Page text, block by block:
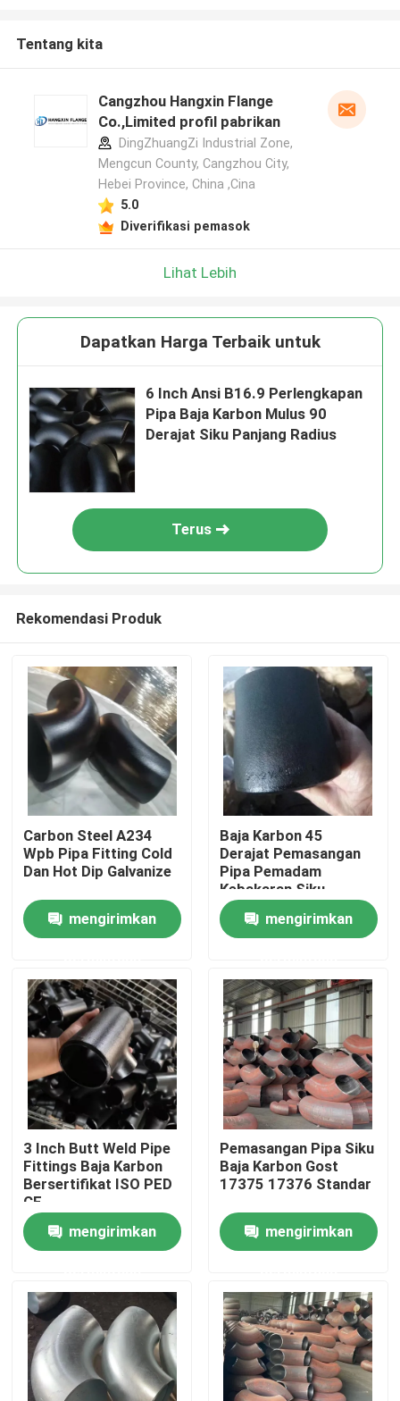
Rumah
Tentang kita
Kontak
Produk
Flensa Pipa Baja
Flensa Pipa DIN
Flensa Pipa ANSI
BS 4504 Flange
EN 1092 Flange
Tentang kita
Cangzhou Hangxin Flange
Co.,Limited profil pabrikan
DingZhuangZi Industrial Zone,
Mengcun County, Cangzhou City,
Hebei Province, China ,Cina
5.0
Diverifikasi pemasok
Lihat Lebih
Dapatkan Harga Terbaik untuk
6 Inch Ansi B16.9 Perlengkapan
Pipa Baja Karbon Mulus 90
Derajat Siku Panjang Radius
Terus
Rekomendasi Produk
Carbon Steel A234
Wpb Pipa Fitting Cold
Dan Hot Dip Galvanize
mengirimkan
Baja Karbon 45
Derajat Pemasangan
Pipa Pemadam
Kebakaran Siku
mengirimkan
3 Inch Butt Weld Pipe
Fittings Baja Karbon
Bersertifikat ISO PED
CE
mengirimkan
Pemasangan Pipa Siku
Baja Karbon Gost
17375 17376 Standar
mengirimkan